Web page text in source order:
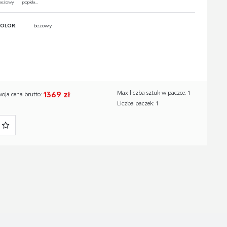
popiela...
beżowy
cena brutto:1369 zł
Max liczba sztuk w paczce: 1
Liczba paczek: 1